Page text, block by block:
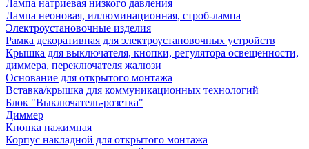
Лампа натриевая низкого давления
Лампа неоновая, иллюминационная, строб-лампа
Электроустановочные изделия
Рамка декоративная для электроустановочных устройств
Крышка для выключателя, кнопки, регулятора освещенности,
диммера, переключателя жалюзи
Основание для открытого монтажа
Вставка/крышка для коммуникационных технологий
Блок "Выключатель-розетка"
Диммер
Кнопка нажимная
Корпус накладной для открытого монтажа